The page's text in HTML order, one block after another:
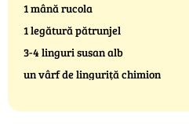
1 mână rucola
1 legătură pătrunjel
3-4 linguri susan alb
un vârf de linguriță chimion